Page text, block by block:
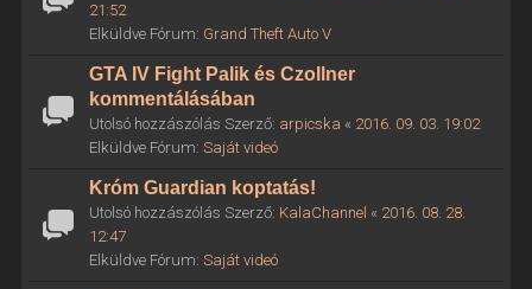
21:52
Elküldve Fórum: Grand Theft Auto V
GTA IV Fight Palik és Czollner
kommentálásában
Utolsó hozzászólás Szerző: arpicska « 2016. 09. 03. 19:02
Elküldve Fórum: Saját videó
Króm Guardian koptatás!
Utolsó hozzászólás Szerző: KalaChannel « 2016. 08. 28.
12:47
Elküldve Fórum: Saját videó